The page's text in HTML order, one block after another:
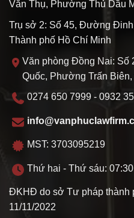
Văn Thụ, Phường Thủ Dầu
Trụ sở 2: Số 45, Đường
Thành phố Hồ Chí Minh
Văn phòng Đồng Nai:
Quốc, Phường Trấn
0274 650 7999 - 0932
MST: 3703095219
Thứ hai - Thứ sáu:
ĐKHĐ do sở Tư pháp thành
11/11/2022